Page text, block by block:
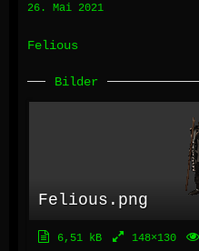
26. Mai 2021
Felious
Bilder
Felious.png
6,51 kB 148×130